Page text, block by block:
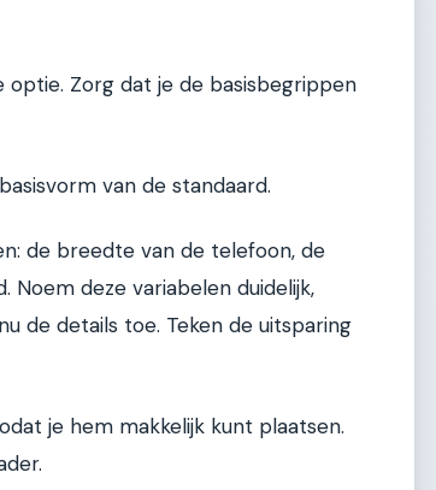
Zorg dat je de basisbegrippen
van de standaard.
de breedte van de telefoon, de
Noem deze variabelen duidelijk,
de details toe. Teken de uitsparing
je hem makkelijk kunt plaatsen.